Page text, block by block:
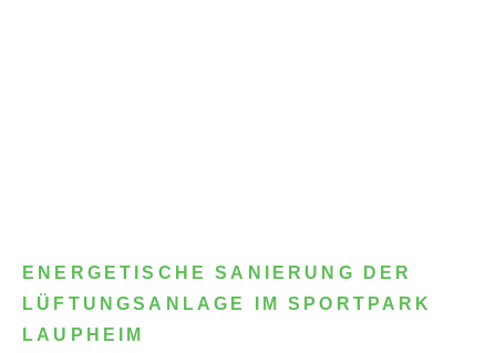
ENERGETISCHE SANIERUNG DER
LÜFTUNGSANLAGE IM SPORTPARK
LAUPHEIM